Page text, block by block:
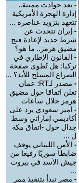
- بعد حوادث مميتة..
إدارة الهجرة الأمريكية
تتعهد بتزويد عناصره ...
- إيران تتحدث عن
شرط جديد لإعادة فتح
مضيق هرمز.. ما هو؟
- القانون الإطاري في
تركيا: هل تُطوى صفحة
الصراع المسلح للأبد؟ ...
-
مصدر لـRT: عمان
تعلن اتفاقا حول مضيق
هرمز خلال ساعات
- أمير سعودي يرد على
أكاديمي إماراتي وسط
جدال حول -اتفاق مكة
ل ...
- الأمن اللبناني يوقف
ضابطا سوريّا رفيعا من
جيش الأسد في بيروت
...
- مصر تبدأ بتنفيذ ممر